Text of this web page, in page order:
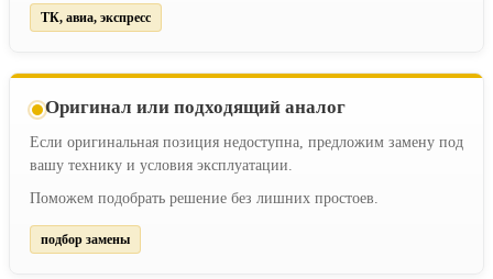
ТК, авиа, экспресс
Оригинал или подходящий аналог
Если оригинальная позиция недоступна, предложим замену под
вашу технику и условия эксплуатации.
Поможем подобрать решение без лишних простоев.
подбор замены